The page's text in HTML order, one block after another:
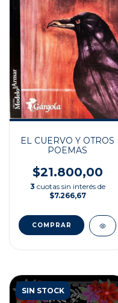
EL CUERVO Y OTROS
POEMAS
$21.800,00
3 cuotas sin interés de
$7.266,67
SIN STOCK